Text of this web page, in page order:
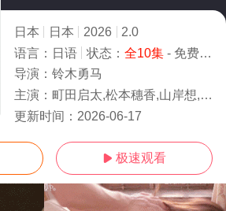
日本 日本 2026
2.0
语言： 日语 状态： 全10集- 免费在线观看
导演： 铃木勇马
主演： 町田启太,松本穗香,山岸想,本屋碧美,高木波瑠,池村碧彩,永濑矢纮,永濑矢纮,Yahiro,N
更新时间： 2026-06-17
 极速观看